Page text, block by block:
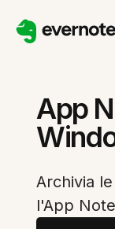
App
Archivia
l'App